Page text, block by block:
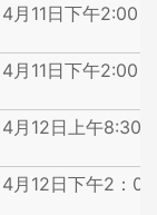
4月11日下午2:00
4月11日下午2:00
4月12日上午8:30
4月12日下午2：00